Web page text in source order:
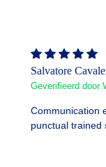
Salvatore
Geverifieerd door
Communication
punctual trained